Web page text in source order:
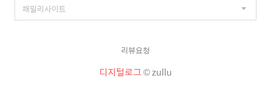
리뷰요청
디지털로그© zullu